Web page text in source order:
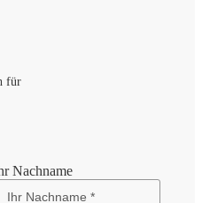
für
Nachname